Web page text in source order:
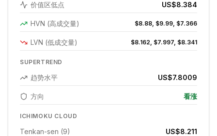
价值区低点 US$8.384
HVN (高成交量) $8.88, $9.99, $7.366
LVN (低成交量) $8.162, $7.997, $8.341
SUPERTREND
趋势水平 US$7.8009
方向 看涨
ICHIMOKU CLOUD
Tenkan-sen (9) US$8.211